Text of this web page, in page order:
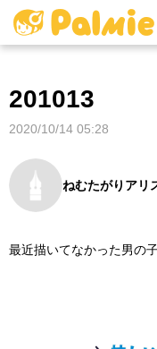
201013
2020/10/14 05:28
ねむたがりアリ
最近描いてなかった男の